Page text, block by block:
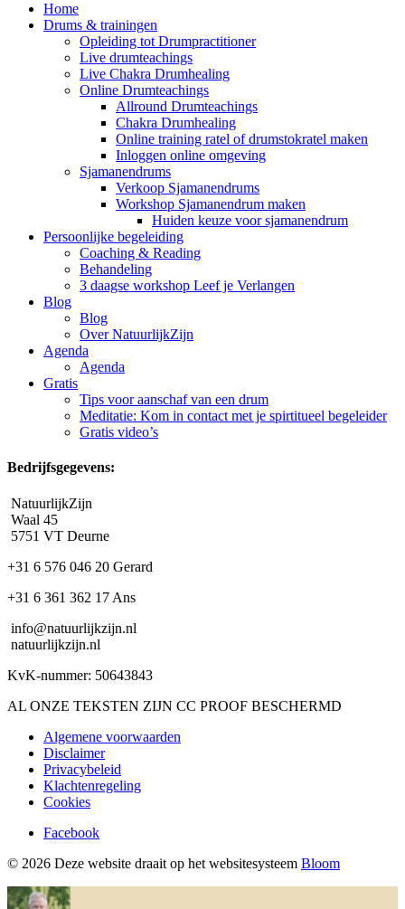
Home
Drums & trainingen
Opleiding tot Drumpractitioner
Live drumteachings
Live Chakra Drumhealing
Online Drumteachings
Allround Drumteachings
Chakra Drumhealing
Online training ratel of drumstokratel maken
Inloggen online omgeving
Sjamanendrums
Verkoop Sjamanendrums
Workshop Sjamanendrum maken
Huiden keuze voor sjamanendrum
Persoonlijke begeleiding
Coaching & Reading
Behandeling
3 daagse workshop Leef je Verlangen
Blog
Blog
Over NatuurlijkZijn
Agenda
Agenda
Gratis
Tips voor aanschaf van een drum
Meditatie: Kom in contact met je spirtitueel begeleider
Gratis video’s
Bedrijfsgegevens:
NatuurlijkZijn
Waal 45
5751 VT Deurne
+31 6 576 046 20 Gerard
+31 6 361 362 17 Ans
info@natuurlijkzijn.nl
natuurlijkzijn.nl
KvK-nummer: 50643843
AL ONZE TEKSTEN ZIJN CC PROOF BESCHERMD
Algemene voorwaarden
Disclaimer
Privacybeleid
Klachtenregeling
Cookies
Facebook
© 2026 Deze website draait op het websitesysteem Bloom